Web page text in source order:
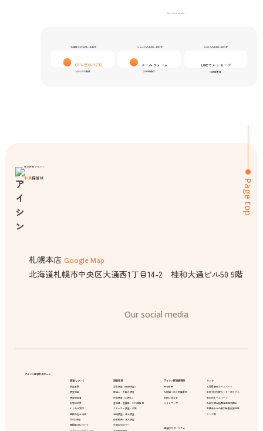
Our social media
お電話でのお問い合わせ
011-598-1230
9:00-24:00受付
メールでのお問い合わせ
メールフォーム
24時間受付
LINEでのお問い合わせ
LINEでメッセージ
24時間受付
Page top
株式会社アイシン
北見探偵社
札幌本店 Google Map
北海道札幌市中央区大通西1丁目14-2 桂和大通ビル50 9階
Our social media
アイシン探偵北見ホーム
調査について
調査事例
調査料金
調査報告書
お客様の声
よくある質問
探偵お悩み相談
10のお約束
探偵業法について
プライバシーポリシー
調査項目
浮気調査（行動調査）
家出人・失踪人調査
所在調査（人探し）
盗聴器・盗撮器・GPS器発見
ストーカー調査・対策
結婚調査・身上調査
企業信用・法人調査
弁護士の方々へ
その他の調査
アイシン探偵事務所
会社概要
札幌店へのご来店案内
お問い合わせ
サイトマップ
探偵ブログ・コラム
リンク
北海道警察ホームページ
日本司法支援センター法テラス
裁判所ホームページ
札幌弁護士協同組合特約店会
配偶者からの暴力被害支援情報
リンク集